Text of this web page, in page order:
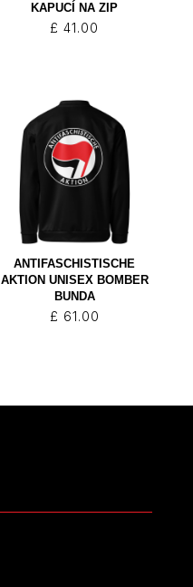
KAPUCÍ NA ZIP
£ 41.00
ANTIFASCHISTISCHE
AKTION UNISEX BOMBER
BUNDA
£ 61.00